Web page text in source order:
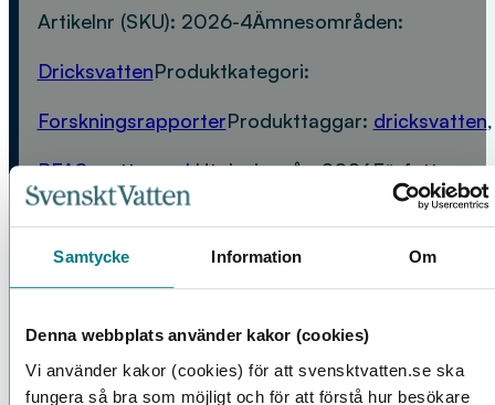
Samtycke Information Om
Denna webbplats använder kakor (cookies)
Vi använder kakor (cookies) för att svensktvatten.se ska
fungera så bra som möjligt och för att förstå hur besökare
Artikelnr (SKU): 2026-4Ämnesområden:
DricksvattenProduktkategori:
ForskningsrapporterProdukttaggar: dricksvatten,
PFAS,vattenverkUtgivningsår:2026Författare:
Ellinor Andersson Emma Johansson Josefin
Sivertsson,Ludwig Hedberg ,Maria Hübinette,